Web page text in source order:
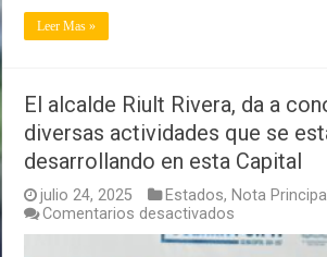
Leer Mas »
El alcalde Riult Rivera, da a
diversas actividades que se
desarrollando en esta Capital
julio 24, 2025 Estados, Nota Principal
Comentarios desactivados
El
alcalde